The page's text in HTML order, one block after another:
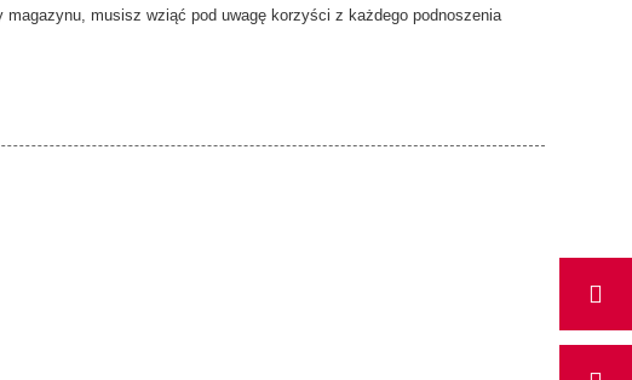
musisz wziąć pod uwagę korzyści z każdego podnoszenia